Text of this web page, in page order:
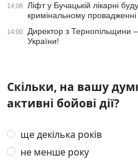
14:08
Ліфт у Бучацькій лікарні
кримінальному провадженні
14:00
Директор з Тернопільщини
України!
Скільки, на вашу
активні бойові дії?
ще декілька років
не менше року